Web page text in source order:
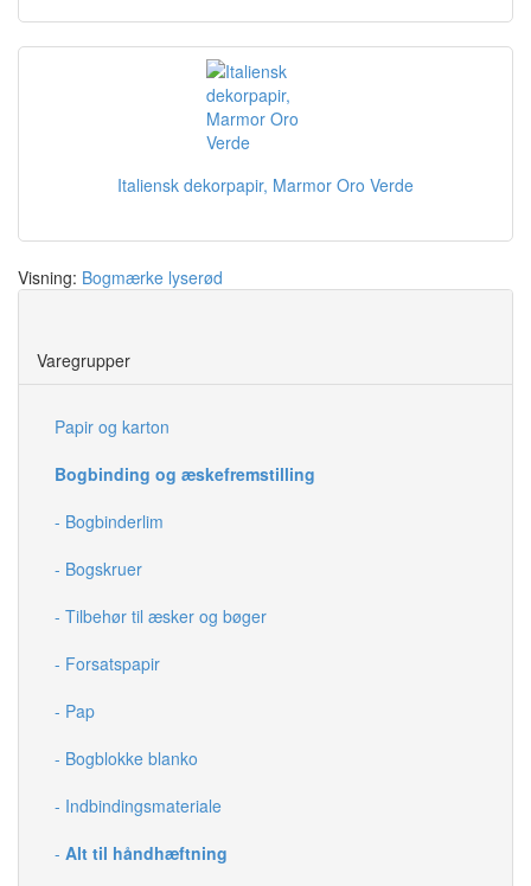
Italiensk dekorpapir, Marmor Oro Verde
Visning: Bogmærke lyserød
Varegrupper
Papir og karton
Bogbinding og æskefremstilling
- Bogbinderlim
- Bogskruer
- Tilbehør til æsker og bøger
- Forsatspapir
- Pap
- Bogblokke blanko
- Indbindingsmateriale
- Alt til håndhæftning